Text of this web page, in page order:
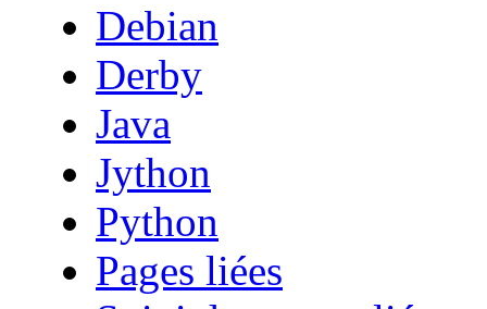
Debian
Derby
Java
Jython
Python
Pages liées